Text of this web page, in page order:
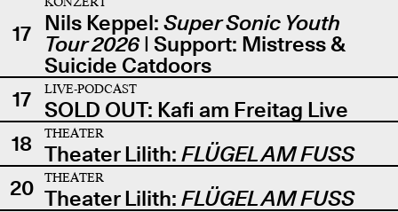
17 Nils Keppel: Super Sonic Youth
Tour 2026| Support: Mistress &
Suicide Catdoors
17
LIVE-PODCAST
SOLD OUT: Kafi am Freitag Live
18
THEATER
Theater Lilith: FLÜGEL AM FUSS
20
THEATER
Theater Lilith: FLÜGEL AM FUSS